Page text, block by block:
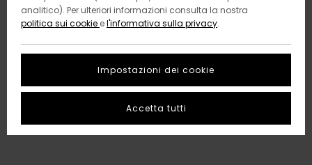
analitico). Per ulteriori informazioni consulta la nostra
politica sui cookie el'informativa sulla privacy.
Impostazioni dei cookie
Accetta tutti